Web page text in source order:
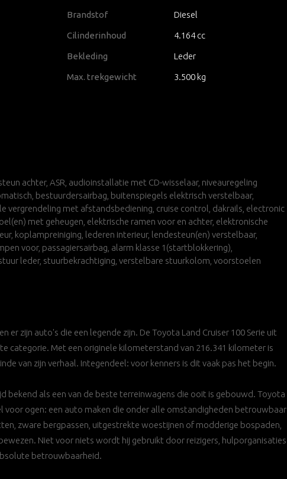
Brandstof Diesel
Cilinderinhoud 4.164 cc
Bekleding Leder
Max. trekgewicht 3.500 kg
achter, ASR, audioinstallatie met CD-wisselaar, niveauregeling
bestuurdersairbag, buitenspiegels elektrisch verstelbaar,
vergrendeling met afstandsbediening, cruise control, dakrails, electronic
met geheugen, elektrische ramen voor en achter, elektronische
koplampreiniging, lederen interieur, lendesteun(en) verstelbaar,
voor, passagiersairbag, alarm klasse 1(startblokkering),
leder, stuurbekrachtiging, verstelbare stuurkolom, voorstoelen
er zijn auto's die een legende zijn. De Toyota Land Cruiser 100 Serie uit
categorie. Met een originele kilometerstand van 216.341 kilometer is
van zijn verhaal. Integendeel: voor kenners is dit vaak pas het begin.
bekend als een van de beste terreinwagens die ooit is gebouwd. Toyota
voor ogen: een auto maken die onder alle omstandigheden betrouwbaar
zware bergpassen, uitgestrekte woestijnen of modderige bospaden,
Niet voor niets wordt hij gebruikt door reizigers, hulporganisaties
betrouwbaarheid.